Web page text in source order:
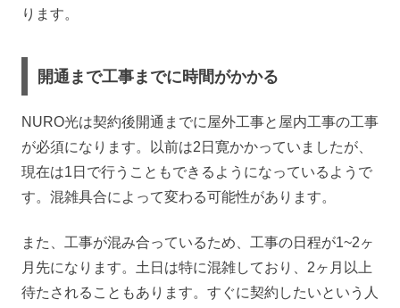
ります。
開通まで工事までに時間がかかる
NURO光は契約後開通までに屋外工事と屋内工事の工事
が必須になります。以前は2日寛かかっていましたが、
現在は1日で行うこともできるようになっているようで
す。混雑具合によって変わる可能性があります。
また、工事が混み合っているため、工事の日程が1~2ヶ
月先になります。土日は特に混雑しており、2ヶ月以上
待たされることもあります。すぐに契約したいという人